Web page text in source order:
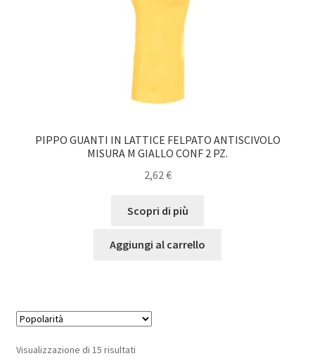
PIPPO GUANTI IN LATTICE FELPATO ANTISCIVOLO
MISURA M GIALLO CONF 2 PZ.
2,62 €
Scopri di più
Aggiungi al carrello
Visualizzazione di 15 risultatiPopolarità